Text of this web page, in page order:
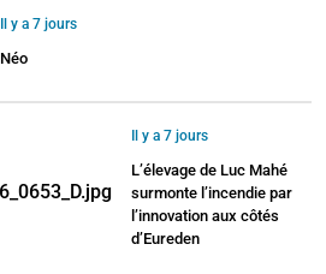
Il y a 7 jours
Néo
Il y a 7 jours
L’élevage de Luc Mahé
surmonte l’incendie par
l’innovation aux côtés
d’Eureden